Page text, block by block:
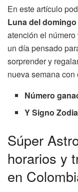
En este artículo
Luna del
atención el
un día pensado
sorprender y
nueva semana con
Número
Y Signo
Súper
horarios y
en